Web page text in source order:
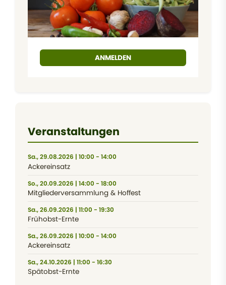
ANMELDEN
Veranstaltungen
Sa., 29.08.2026 | 10:00 - 14:00
Ackereinsatz
So., 20.09.2026 | 14:00 - 18:00
Mitgliederversammlung & Hoffest
Sa., 26.09.2026 | 11:00 - 19:30
Frühobst-Ernte
Sa., 26.09.2026 | 10:00 - 14:00
Ackereinsatz
Sa., 24.10.2026 | 11:00 - 16:30
Spätobst-Ernte